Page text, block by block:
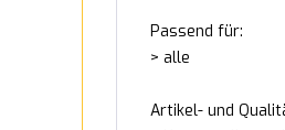
Passend für:
> alle
Artikel- und